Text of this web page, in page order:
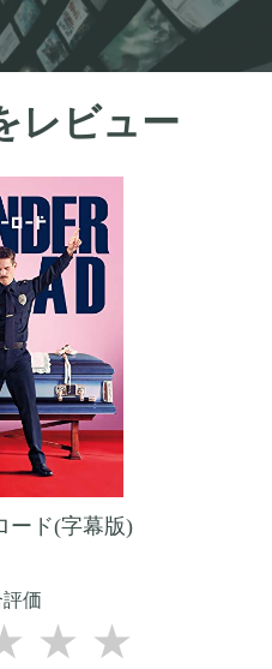
レビュー
ード(字幕版)
価
★
★